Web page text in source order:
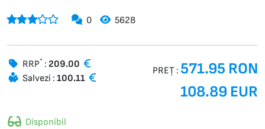
0 5628
RRP* : 209.00
Salvezi : 100.11
PREȚ : 571.95 RON
108.89 EUR
Disponibil